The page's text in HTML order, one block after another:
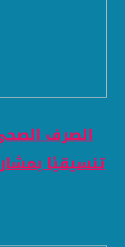
الصرف
تنسيقيًا